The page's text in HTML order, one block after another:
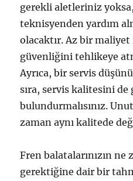
gerekli aletleriniz
teknisyenden yardım
olacaktır. Az bir maliyet
güvenliğini tehlikeye
Ayrıca, bir servis
sıra, servis kalitesini de
bulundurmalısınız.
zaman aynı kalitede
Fren balatalarınızın ne
gerektiğine dair bir